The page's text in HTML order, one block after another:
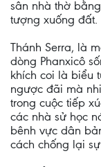
sân nhà thờ
tượng xuống đất.
Thánh Serra, là
dòng Phanxicô
khích coi là biểu
ngược đãi mà
trong cuộc tiếp
các nhà sử học
bênh vực dân
cách chống lại